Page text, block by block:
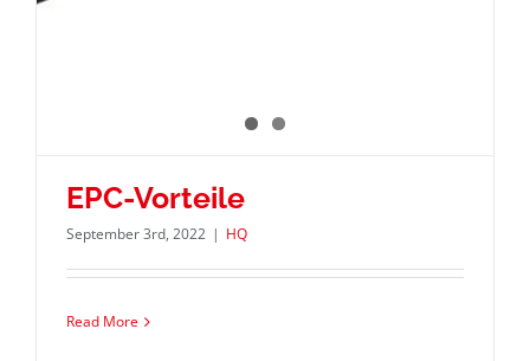
EPC-Vorteile
September 3rd, 2022 | HQ
Read More